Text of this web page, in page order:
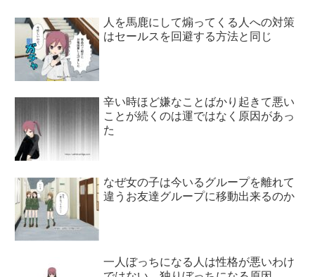
人を馬鹿にして煽ってくる人への対策
はセールスを回避する方法と同じ
辛い時ほど嫌なことばかり起きて悪い
ことが続くのは運ではなく原因があっ
た
なぜ女の子は今いるグループを離れて
違うお友達グループに移動出来るのか
一人ぼっちになる人は性格が悪いわけ